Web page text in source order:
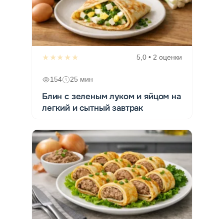
★★★★★ 5,0 • 2 оценки
154 25 мин
Блин с зеленым луком и яйцом на
легкий и сытный завтрак